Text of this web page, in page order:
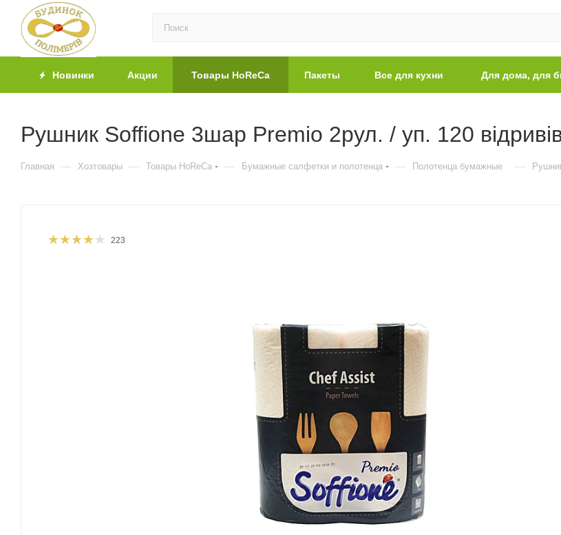
Новинки Акции Товары HoReCa Пакеты Все для кухни Для дома, для
Рушник Soffione 3шар Premio 2рул. / уп. 120
Главная — Хозтовары — Товары HoReCa — Бумажные салфетки и полотенца — Полотенца бумажные —
223